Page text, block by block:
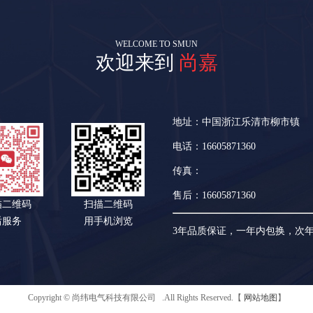
WELCOME TO SMUN
欢迎来到 尚嘉
维码
务
扫描二维码
用手机浏览
地址：中国浙江乐清市柳市镇
电话：16605871360
传真：
售后：16605871360
3年品质保证，一年内包换，次
Copyright © 尚纬电气科技有限公司 .All Rights Reserved.【 网站地图 】